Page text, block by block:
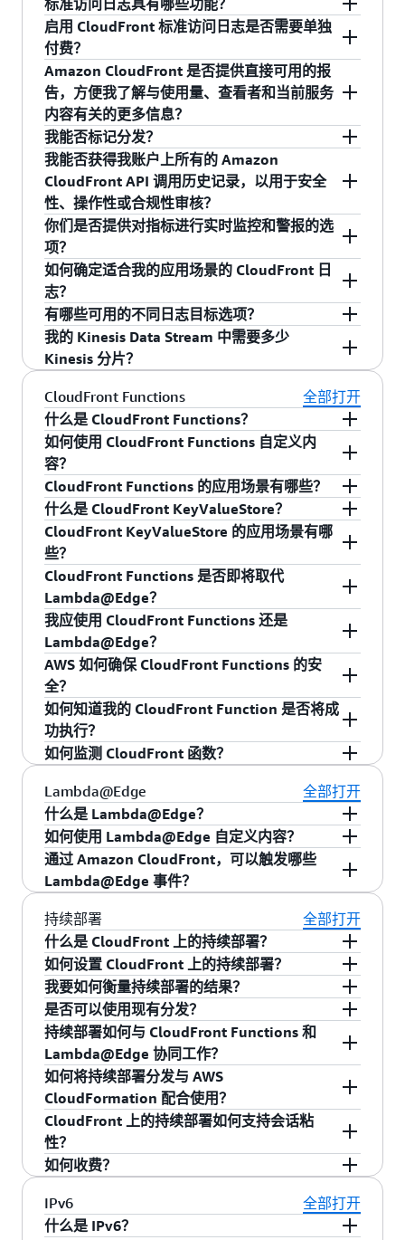
问审计。
实时日志
向分发发出的请求的信息（日志记录在收到请
求后的几秒钟内传送）。您可以选择实时日志
的采样率— 即希望接收实时日志记录的请求
的百分比。
记录边缘函数
：您可以使用 Amazon
CloudWatch Logs 获取边缘函数
（Lambda@Edge 和 CloudFront Functions）
的日志。您可以使用 CloudWatch 控制台或
CloudWatch Logs API 访问日志。有关详细信
息，请参阅Edge 函数日志 。
记录服务活动：您可以使用 AWS CloudTrail 在
AWS 账户中记录 CloudFront 服务活动（API
活动）。CloudTrail 提供 CloudFront 中用户、
角色或 AWS 服务执行的 API 操作的记录。使
用 CloudTrail 收集的信息，您可以确定向
CloudFront 发出的 API 请求、发出请求的 IP
地址、发出请求的人员、发出请求的时间以及
AWS CloudTrail 记录 Amazon CloudFront API
调用。
CloudFront 标准日志会传送到您选择的
Amazon S3 存储桶、Amazon CloudWatch
Logs 和 Amazon Data Firehose。有关更多信
息，请参阅使用标准日志（访问日志）。
CloudFront 实时日志将传送到您在 Amazon
Kinesis Data Streams 中选择的数据流。
CloudFront 除了收取因使用 Kinesis 数据流产
生的费用外，还针对实时日志进行收费。有关
更多信息，请参阅使用实时日志
CloudFront 边缘函数日志（Lambda@Edge 和
CloudWatch Logs
标准访问日志具有哪些功能？
CloudFront 标准访问日志可以传送到 Amazon
S3、Amazon CloudWatch 和 Amazon Data
Firehose。您可以选择输出日志格式（纯文本、
w3c、JSON、csv 和 parquet）。您可以选择要记
录的字段以及这些字段以何种顺序包含在日志
中。对于传送到 S3 的日志，您还可以为其启用分
区，即将日志配置为按小时或按天自动分区。您
还可以将标准访问日志传送到选择加入 AWS 区域
的 S3 存储桶。要了解更多信息，请参阅
《CloudFront 开发人员指南》的标准访问日志 部
分。
启用 CloudFront 标准访问日志是否需要单独
付费？
CloudFront 不会对启用标准日志收费，但您需要
根据日志传送目的地支付日志传送、存储和访问
费用。如需了解更多信息，请参阅CloudFront 定
价页面的“附加功能”部分。
Amazon CloudFront 是否提供直接可用的报
告，方便我了解与使用量、查看者和当前服务
内容有关的更多信息？
可以。Amazon CloudFront 提供多种解决方案满
足您对报告功能的需求，包括接收详细缓存统计
报告，监控 CloudFront 使用量，了解客户从何处
查看内容，以及对可操作指标设置几乎实时的警
报。在 AWS 管理控制台中访问 Amazon
CloudFront 报告与分析控制面板，即可使用所有
报告选项。您还可以通过查看 Amazon
CloudFront 的报告和分析页面，了解关于各种报
告选项的更多信息。
我能否标记分发？
可以。Amazon CloudFront 支持成本分配标记。
标签通过对 AWS 资源进行分类和分组，从而让您
能够轻松分配成本和优化支出。例如，您可以使
用标签按管理员、应用程序名称、成本中心或特
定项目对资源进行分组。要了解有关成本分配标
记的更多信息，请参阅 使用成本分配标签
。如果
您已准备好向 CloudFront 分发添加标签，请参阅
Amazon CloudFront 添加标签页面。
我能否获得我账户上所有的 Amazon
CloudFront API 调用历史记录，以用于安全
性、操作性或合规性审核？
可以。要获得由您的账户发起的所有 Amazon
CloudFront API 调用历史记录，只需在CloudTrail
的 AWS 管理控制台
中打开 AWS CloudTrail。有关
更多信息，请访问AWS CloudTrail 主页。
你们是否提供对指标进行实时监控和警报的选
项？
您可以使用 Amazon CloudWatch 在查看者发出请
求的几分钟内监控、发出报警并接收有关 Amazon
CloudFront 分发运行性能的通知。CloudFront 每
隔 1 分钟向 Amazon CloudWatch 自动发布六个运
行指标。您可以使用 CloudWatch 针对
CloudFront 流量中的任何异常情况设置警报。要
了解如何开始通过 CloudWatch 监控 CloudFront
活动和设置警报，请在Amazon CloudFront 开发
人员指南
中查看我们的操作步骤，或者只需导航
到Amazon CloudFront 管理控制台，然后在导航
窗格中选择“监控和告警”。
如何确定适合我的应用场景的 CloudFront 日
志？
您可以根据您的使用案例选择目标。如果您拥有
时效性很强的使用案例且需要在几秒内快速访问
日志数据，则选择实时日志。如果您需要成本更
低的实时日志管道，您可以通过仅为特定缓存行
为启用日志或选择较低的采样率来选择筛选日志
数据。实时日志管道的构建是为了快速传送数
据。因此，如果发生数据延迟，日志记录可能会
被删除。另一方面，如果您需要低成本的日志处
理解决方案且不需要实时数据，则您适合使用当
前的标准日志选项。S3 中的标准日志为完整性而
构建，且日志通常在几分钟内即可用。可以为整
个分发启用这些日志，而不是特定的缓存行为。
因此，如果您需要日志进行临时调查、审计和分
析，您可以选择仅启用 S3 中的标准日志。您可以
选择使用这两种日志的组合。使用经过筛选的实
时日志列表，以获取操作可见性，然后使用标准
日志进行审计。
有哪些可用的不同日志目标选项？
CloudFront 标准日志将传送到您的 S3 存储桶中。
您还可以使用 DataDog 和 Sumologic 等第三方解
决方案构建的集成来从这些日志中创建控制面
板。
实时日志将传送到您的 Kinesis Data Stream。从
Kinesis Data Streams 中，可以将日志发布到
Amazon Kinesis Data Firehose。Amazon Kinesis
Data Firehose 支持将日志轻松传送至 Amazon
S3、Amazon Redshift、Amazon OpenSearch
Service 以及 Datadog、New Relic 和 Splunk 等服
务提供商。Kinesis Firehose 还支持将数据传送到
通用的 HTTP 端点。
我的 Kinesis Data Stream 中需要多少
Kinesis 分片？
使用下列步骤估算您需要的分片数量：
计算（或估算）您的 CloudFront 分发每秒钟
接收的请求数。您可以使用 CloudFront 使用
报告或 CloudFront 指标来帮助计算您每秒的
请求数。
确定单个实时日志记录的典型大小。包含所有
可用字段的一个典型记录约为 1KB。如果您不
确定您的日志记录大小，您可以启用低采样率
（例如 1%）的实时日志，然后使用 Kinesis
Data Streams 中的监测数据计算记录平均大小
（记录总数除以总的传入字节数）。
将每秒钟的请求数（从步骤 1 中）乘以典型的
实时日志记录大小（从步骤 2 中），以确定您
的实时日志配置每秒可能发送到 Kinesis 数据
流的数据量。
使用每秒钟的数据量计算您需要的分区数量。
1000 个请求（日志记录）。计算您需要的分
区数量时，我们建议最多增加 25% 作为缓
冲。
例如，假设您的分发每秒接收 10000 个请求，且
您的实时日志记录的典型大小是 1KB。这意味
着，您的实时日志配置每秒可以生成 10000000
个字节（10000 乘以 1000）或者 9.53MB 的数据
量。在此情况下，您只需要 10 个 Kinesis 分区。
您应该考虑至少创建 12 个分片，以便拥有一些缓
冲区。
CloudFront Functions
全部打开
什么是 CloudFront Functions？
CloudFront Functions 是一种无服务器边缘计算功
能，允许您在 CloudFront 边缘站点运行
JavaScript 代码以进行轻量级 HTTP(s) 转换和操
作。专门构建 Functions 以使客户能够灵活地获得
完整编程环境，并达到现代 Web 应用程序要求的
性能和安全性。客户可以即时扩展，并以经济的
方式支持每秒数以百万计的请求，费用只有
AWS
Lambda@Edge的一小部分。
如何使用 CloudFront Functions 自定义内
容？
CloudFront Functions 以原生方式构建到
CloudFront 中，让客户能够轻松地在同一服务内
构建、测试和部署函数。您还可以将 CloudFront
KeyValueStore 与 CloudFront Functions 结合使
用，用于存储和检索查询数据以补充您的函数逻
辑。我们的GitHub 存储库提供了大量的示例代
码，允许开发人员用作构建函数的起点，以此轻
松开始使用该功能。您可以在 CloudFront 控制台
上使用 IDE 或 CloudFront API/CLI 构建函数。撰
写了代码后，您可以对照生产 CloudFront 分发测
试自己的函数，确保该函数部署后可正确地执
行。控制台中的测试功能提供了一个可视化编辑
器，可以快速创建测试事件并验证函数。与
CloudFront 分发关联之后，代码即部署到 AWS 全
球分布的边缘站点网络，并执行对 CloudFront 请
求的响应。
CloudFront Functions 的应用场景有哪些？
CloudFront Functions 极其适合轻量级短期运行的
函数，例如：
缓存键归一化：您可以转变 HTTP 请求属性
（标头、查询字符串、Cookie，甚至是请求
URL 的相对路径）以创建最佳缓存键，它可以
提高您的缓存命中率。
：您可以在请求或响应中插入、修改
或删除 HTTP 标头。例如，您可以向每个响应
添加 HTTP 严格传输安全 (HSTS) 或跨源资源
共享 (CORS) 标头。
URL 重定向或重写：您可以根据请求中的信息
将查看者重定向到其他页面，或者将调用请求
从一个路径重定向到另一个路径。
请求授权：您可以通过检查授权标头或其他请
求元数据来验证授权令牌，例如 JSON Web 令
牌（JWT）。
什么是 CloudFront KeyValueStore？
CloudFront KeyValueStore 是一种全局的、低延
迟的、完全托管式键值数据存储解决方案。
KeyValueStore 允许您从 CloudFront Functions 中
检索键值数据，并且通过独立数据更新提高函数
的可自定义性。键值数据可以在所有 CloudFront
边缘站点访问，并采用高效的内存键值存储，可
以从 CloudFront Functions 中快速读取。
CloudFront KeyValueStore 的应用场景有哪
些？
CloudFront KeyValueStore 是边缘站点频繁读取
和不频繁更新的理想选择，例如：
维护 URL 重写和重定向：根据地理位置将用
户重定向到特定的国家/地区网站。在
KeyValueStore 中存储和更新这些基于地理位
置的 URL 可以简化 URL 管理。
A/B 测试和功能标志：通过为您的网站版本分
配一定比例的流量来进行试验。您可以更新实
验权重，而无需更新函数代码或 CloudFront
分发。
访问授权： 通过创建和验证用户生成的令牌，
例如 HMAC 令牌或 JSON 网络令牌（JWT），
对通过 CloudFront 交付的内容实施访问控制
CloudFront Functions 是否即将取代
Lambda@Edge？
否 — CloudFront Functions 应作为
Lambda@Edge 的补充，而不是取代它。
Lambda@Edge 和 CloudFront Functions 的组合可
供您为作业挑选正确的工具。您可以选择同时将
CloudFront Functions 和 Lambda@Edge 用在您的
CloudFront 分发中的相同缓存行为内的不同事件
触发器上。举例来说，您可以使用 Lambda@Edge
随时操作流式传输清单文件，注入自定义令牌以
保护实时流的安全。当用户对清单中的分段提出
请求时，您可以使用 CloudFront Functions 验证
这些令牌。
我应使用 CloudFront Functions 还是
Lambda@Edge？
CloudFront Functions 和 Lambda@Edge 的组合为
您提供了两个强大而灵活的选项，用于在响应
CloudFront 事件时运行代码。二者均可提供安全
的方式供您在响应 CloudFront 事件时运行代码，
而无需管理基础设施。CloudFront Functions 专用
于轻量级、大规模和对延迟敏感的请求/响应转换
和操作。Lambda@Edge 使用支持众多计算需要和
自定义的通用运行时。您应将 Lambda@Edge 用
于计算密集型操作。这可能是需要更长的时间来
完成的计算（几毫秒到几秒），需要依赖于外部
第三方库，需要与其他 AWS 服务（例如 S3、
DynamoDB）集成，或者需要网络调用来进行数
据处理。一些流行的高级 Lambda@Edge 使用案
例包括 HLS 流清单操作、与第三方授权和自动程
序检测服务的集成、单页应用程序（SPA）的服务
器端渲染（SSR）等等。请参阅Lambda@Edge 应
用场景页面以了解更多详细信息。
AWS 如何确保 CloudFront Functions 的安
全？
CloudFront Functions 带来您期待的性能、规模和
成本效益优势，但通过独特的安全模型在函数代
码之间提供严格隔离边界。当您在共享的多租户
计算环境中运行自定义代码时，维护高度安全的
执行环境很关键。坏人可能会尝试利用运行时、
库或 CPU 中存在的漏洞，将敏感数据从服务器或
其他客户函数中泄漏出去。如果函数代码之间没
有严密的隔离屏障，就可能会被这样利用漏洞。
AWS Lambda 和 Lambda@Edge 都已通过基于
Firecracker 的 VM 隔离
实现了这种安全隔离。通
过 CloudFront Functions，我们已开发出基于进程
的隔离模型，它可针对旁路攻击（例如，Spectre
和 Meltdown）、基于时间的攻击或其他代码漏洞
提供相同的安全性。CloudFront Functions 无法访
问或修改属于其他客户的数据。我们通过在专用
CPU 上的专用进程中运行函数实现此目的。
CloudFront Functions 在每次仅为一个客户服务的
工作进程上执行，在两次执行之间将会清除（刷
新）所有客户特定的数据。
CloudFront Functions 不使用 V8 作为 JavaScript
引擎。Functions 的安全模型不同，被认为比 v8
基于部分其他供应商提供的模型进行的隔离更加
安全。
如何知道我的 CloudFront Function 是否将成
功执行？
您可以使用内置测试功能测试任何函数。测试函
数将会针对 CloudFront 分发执行您的代码，以验
证函数可返回预期结果。除了验证代码执行之
外，还为您提供了计算利用率指标。计算利用率
指标向您显示您的函数接近执行时间限制的百分
比。例如，计算利用率为 30 表示您的函数使用了
总允许执行时间的 30%。测试对象可利用可视化
编辑器创建，允许您轻松地为每个对象添加查询
字符串、标头、URL 和 HTTP 方法，您也可以使
用 JSON 表示形式的请求或响应创建测试对象。
运行了测试之后，就可以在相同风格的可视化编
辑器中或者通过查看 JSON 响应看到结果和计算
利用率指标。如果函数执行成功，且计算利用率
指标未接近 100，就表示您的函数关联到
CloudFront 分发时工作正常。
如何监测 CloudFront 函数？
CloudFront Functions 输出指标和执行日志以监测
函数的使用情况和性能。每次调用函数都会生成
指标，您可以从 CloudFront 或 CloudWatch 控制
台上单独查看每个函数的指标。指标包括调用次
数、计算利用率、验证错误和执行错误。如果您
的函数产生了验证错误或执行错误，则错误消息
还将出现在 CloudFront 访问日志中，让您更清晰
地了解该函数如何影响您的 CloudFront 流量。除
了指标之外，您还可以在函数代码内包括
console.log() 语句以生成执行日志。任何日志语
句都将会生成发送到 CloudWatch 的 CloudWatch
日志条目。日志和指标作为CloudFront Functions
价格的一部分包含在内。
Lambda@Edge
全部打开
什么是 Lambda@Edge？
Lambda@Edge是AWS Lambda的扩展，允许您
在全球边缘站点运行代码，而无需预置或管理服
务器。Lambda@Edge 可为复杂函数提供强大而灵
活的无服务器计算，并带来更接近您的查看者的
完整应用程序逻辑。Lambda@Edge 函数在
Node.js 或 Python 环境中运行。您将函数发布到
单个 AWS 区域，当您关联该函数与 CloudFront
分发时，Lambda@Edge 可自动将您的代码复制到
世界上任何地点。Lambda@Edge 可自动扩展，从
每天数次请求到每秒数千次。
如何使用 Lambda@Edge 自定义内容？
通过针对 CloudFront 中的特定缓存行为关联函数
来执行 Lambda@Edge。您还可以指定函数应在
CloudFront 请求或响应处理期间的哪个点执行
（例如，当查看者请求到达时、当请求转发到源
或从源返回时，或者就在响应返回最终查看者之
前）。您使用 Node.js 或 Python 通过 Lambda 控
制台、API 或使用Serverless Application
Model（SAM）之类的框架撰写代码。当您测试函
数时，将其与所选 CloudFront 缓存行为和事件触
发器关联。保存后，下次对 CloudFront 分发进行
请求时，该功能将传播到 CloudFront 边缘，并在
必要时扩展和执行。有关更多信息，请参阅我们
的文档
通过 Amazon CloudFront，可以触发哪些
Lambda@Edge 事件？
在响应以下 Amazon CloudFront 事件时，会自动
触发您的 Lambda@Edge 函数：
查看者请求：当 Internet 上的最终用户或设备
向 CloudFront 发出 HTTP(S) 请求，且请求到
达离该用户最近的边缘站点时，将触发此事
件。
查看者响应：当边缘站点处的 CloudFront 服
务器已准备好响应发出请求的最终用户或设备
时，将触发此事件。
所请求的对象置入其缓存，且查看者请求已准
EC2、应用程序负载均衡器或 Amazon S3）
时，将触发此事件。
持续部署
全部打开
什么是 CloudFront 上的持续部署？
CloudFront 上的持续部署能够在将更改部署到所
有查看者之前，使用一部分实时流量测试和验证
配置更改的新功能。
CloudFront 的持续部署为您提供了高级别的部署
安全性。现在，您可以部署两个独立但相同的环
境（蓝色和绿色），轻松集成到持续集成和交付
(CI/CD) 管道，从而能够逐步推出版本，而无需更
改任何域名系统 (DNS)。此功能可以将查看器会话
绑定到同一环境，从而确保查看器通过会话粘性
实时日志对比更改的效果，并在更改对服务产生
负面影响时快速恢复到之前的配置。
如何设置 CloudFront 上的持续部署？
您可以通过 CloudFront 控制台、SDK、命令行界
面（CLI）或 CloudFormation 模板将暂存分发关
联到主要分发来设置持续部署。然后，您可以定
义规则来拆分流量，方法是配置客户端标头或拨
出一定比例的流量以使用暂存分布进行测试。设
置完成后，您可以使用所需的更改更新暂存配
置。CloudFront 将管理分配给用户的流量并提供
相关分析以帮助您决定是继续部署还是回滚。一
旦对暂存分发的测试得到验证，您就可以将更改
合并到主要分发中。
要了解有关此功能的更多信息，请访问文档。
我要如何衡量持续部署的结果？
持续部署允许通过实际 Web 流量进行真实的用户
监控。您可以使用任何现有的可用监控方法
（CloudFront 控制台、CloudFront API、CLI 或
CloudWatch）来单独测量主要和暂存分布的操作
指标。您可以通过测量和比较两个分发之间的吞
吐量、延迟和可用性指标来衡量特定应用程序的
成功标准。
是否可以使用现有分发？
是，您可以使用任何现有分发作为基线来创建暂
存分发并引入和测试更改。
持续部署如何与 CloudFront Functions 和
Lambda@Edge 协同工作？
通过持续部署，您可以将不同的功能与主要和临
时分布相关联。您还可以对两个发行版使用相同
的函数。如果您更新两个分发都使用的函数，则
它们都会收到更新。
如何将持续部署分发与 AWS
CloudFormation 配合使用？
CloudFormation 堆栈中的每个资源都映射到特定
的 AWS 资源。暂存分配将拥有自己的资源 ID，其
使用方式与任何其他 AWS 资源一样。您可以使用
CloudFormation 创建/更新该资源。
CloudFront 上的持续部署如何支持会话粘
性？
当您使用基于权重的配置将流量路由到暂存分发
时，您还可以启用会话粘性，这有助于确保
CloudFront 将来自同一查看者的请求视为单个会
如何收费？
所有 CloudFront 边缘站点均可提供持续部署功
能，无需额外付费。
IPv6
全部打开
什么是 IPv6？